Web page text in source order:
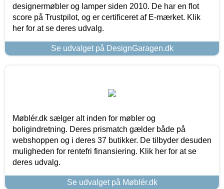
designermøbler og lamper siden 2010. De har en flot
score på Trustpilot, og er certificeret af E-mærket. Klik
her for at se deres udvalg.
Se udvalget på DesignGaragen.dk
Møblér.dk sælger alt inden for møbler og
boligindretning. Deres prismatch gælder både på
webshoppen og i deres 37 butikker. De tilbyder desuden
muligheden for rentefri finansiering. Klik her for at se
deres udvalg.
Se udvalget på Møblér.dk